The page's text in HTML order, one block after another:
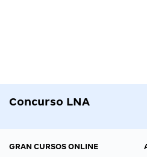
Concurso LNA
GRAN CURSOS ONLINE